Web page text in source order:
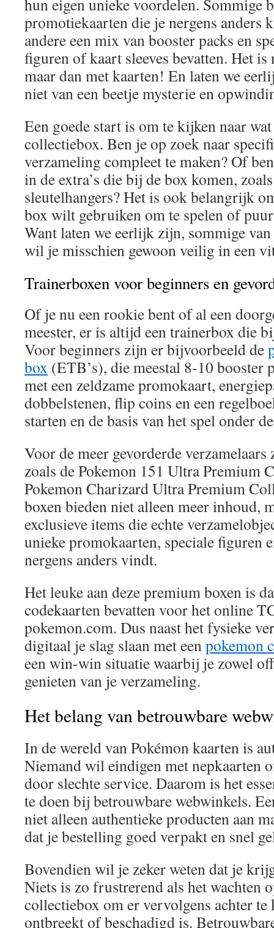
hun eigen unieke voordelen. Sommige
promotiekaarten die je nergens
andere een mix van booster packs en
figuren of kaart sleeves bevatten. Het is
maar dan met kaarten! En laten we
niet van een beetje mysterie en
Een goede start is om te kijken naar
collectiebox. Ben je op zoek naar
verzameling compleet te maken? Of
in de extra’s die bij de box komen,
sleutelhangers? Het is ook belangrijk
box wilt gebruiken om te spelen of
Want laten we eerlijk zijn, sommige
wil je misschien gewoon veilig in een
Trainerboxen voor beginners en
Of je nu een rookie bent of al een
meester, er is altijd een trainerbox die
Voor beginners zijn er bijvoorbeeld de
box (ETB’s), die meestal 8-10 booster
met een zeldzame promokaart,
dobbelstenen, flip coins en een
starten en de basis van het spel onder
Voor de meer gevorderde
zoals de Pokemon 151 Ultra Premium
Pokemon Charizard Ultra Premium
boxen bieden niet alleen meer inhoud,
exclusieve items die echte
unieke promokaarten, speciale figuren
nergens anders vindt.
Het leuke aan deze premium boxen is
codekaarten bevatten voor het online
pokemon.com. Dus naast het fysieke
digitaal je slag slaan met eenpokemon
een win-win situatie waarbij je zowel
genieten van je verzameling.
Het belang van betrouwbare
In de wereld van Pokémon kaarten is
Niemand wil eindigen met nepkaarten
door slechte service. Daarom is het
te doen bij betrouwbare webwinkels.
niet alleen authentieke producten aan
dat je bestelling goed verpakt en snel
Bovendien wil je zeker weten dat je
Niets is zo frustrerend als het wachten
collectiebox om er vervolgens achter te
ontbreekt of beschadigd is.